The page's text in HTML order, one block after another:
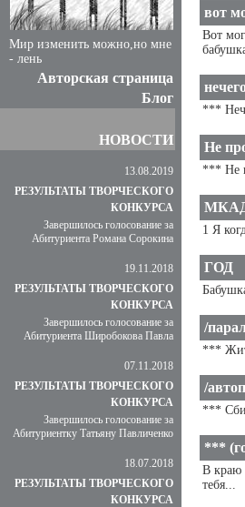
Мир изменить можно,но мне
- лень
Авторская страница
Блог
НОВОСТИ
13.08.2019
РЕЗУЛЬТАТЫ ТВОРЧЕСКОГО
КОНКУРСА
Завершилось голосование за
Абитуриента Романа Сорокина
19.11.2018
РЕЗУЛЬТАТЫ ТВОРЧЕСКОГО
КОНКУРСА
Завершилось голосование за
Абитуриента Широбокова Павла
07.11.2018
РЕЗУЛЬТАТЫ ТВОРЧЕСКОГО
КОНКУРСА
Завершилось голосование за
Абитуриентку Татьяну Павличенко
18.07.2018
РЕЗУЛЬТАТЫ ТВОРЧЕСКОГО
КОНКУРСА
вот
Вот
***
Не
*** Не
МКАД
1 Я
ГОД
/
***
/
***
***
В краю
тебя...